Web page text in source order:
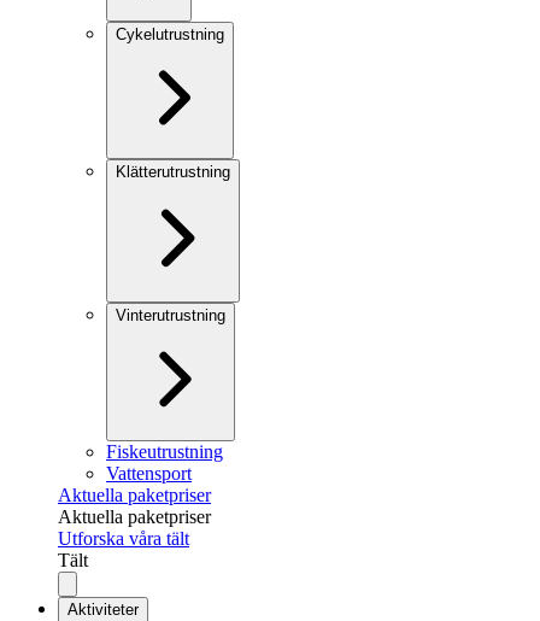
Cykelutrustning
Klätterutrustning
Vinterutrustning
Fiskeutrustning
Vattensport
Aktuella paketpriser
Aktuella paketpriser
Utforska våra tält
Tält
Aktiviteter